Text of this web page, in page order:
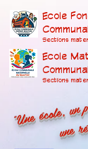
Ecole
Sections
Ecole
Sections
"Une école,une